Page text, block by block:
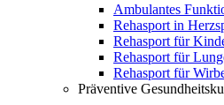
Ambulantes
Rehasport in
Rehasport für
Rehasport für
Rehasport für
Präventive